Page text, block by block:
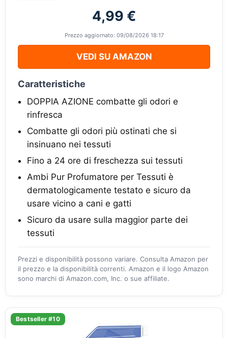
4,99 €
Prezzo aggiornato: 09/08/2026 18:17
VEDI SU AMAZON
Caratteristiche
DOPPIA AZIONE combatte gli odori e
rinfresca
Combatte gli odori più ostinati che si
insinuano nei tessuti
Fino a 24 ore di freschezza sui tessuti
Ambi Pur Profumatore per Tessuti è
dermatologicamente testato e sicuro da
usare vicino a cani e gatti
Sicuro da usare sulla maggior parte dei
tessuti
Prezzi e disponibilità possono variare. Consulta Amazon per
il prezzo e la disponibilità correnti. Amazon e il logo Amazon
sono marchi di Amazon.com, Inc. o sue affiliate.
Bestseller #10